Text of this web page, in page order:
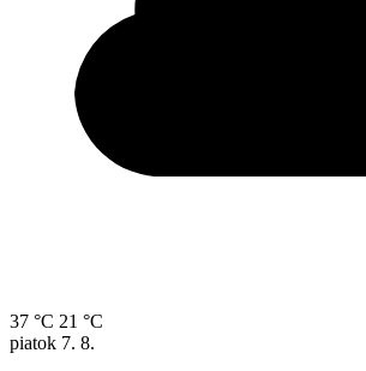
37 °C 21 °C
piatok 7. 8.